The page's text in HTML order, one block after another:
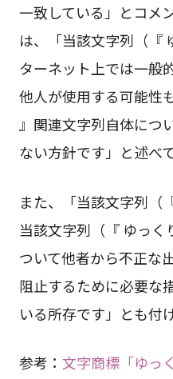
一致している」とコメ
は、「当該文字列（『
ターネット上では一般
他人が使用する可能性
』関連文字列自体につ
ない方針です」と述べ
また、「当該文字列（
当該文字列（『 ゆっく
ついて他者から不正な
阻止するために必要な
いる所存です」とも付
参考： 文字商標「ゆっ